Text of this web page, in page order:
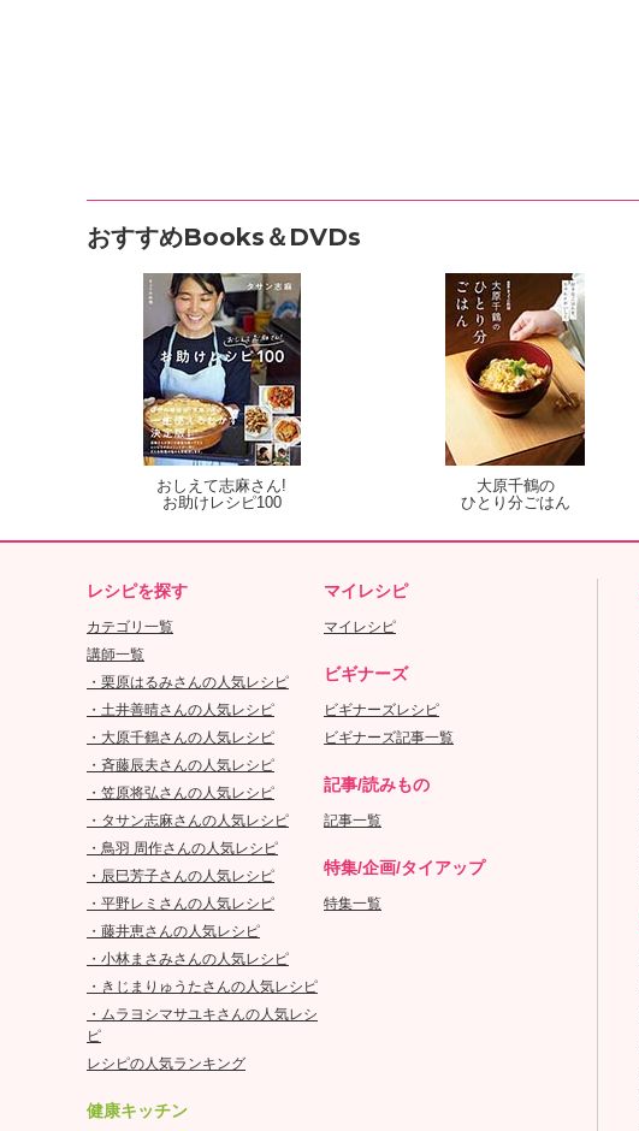
おすすめBooks＆DVDs
おしえて志麻さん!
お助けレシピ100
大原千鶴の
ひとり分ごはん
レシピを探す
カテゴリ一覧
講師一覧
・栗原はるみさんの人気レシピ
・土井善晴さんの人気レシピ
・大原千鶴さんの人気レシピ
・斉藤辰夫さんの人気レシピ
・笠原将弘さんの人気レシピ
・タサン志麻さんの人気レシピ
・鳥羽 周作さんの人気レシピ
・辰巳芳子さんの人気レシピ
・平野レミさんの人気レシピ
・藤井恵さんの人気レシピ
・小林まさみさんの人気レシピ
・きじまりゅうたさんの人気レシピ
・ムラヨシマサユキさんの人気レシ
ピ
レシピの人気ランキング
健康キッチン
マイレシピ
マイレシピ
ビギナーズ
ビギナーズレシピ
ビギナーズ記事一覧
記事/読みもの
記事一覧
特集/企画/タイアップ
特集一覧